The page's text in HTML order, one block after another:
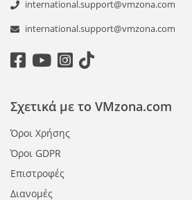
international.support@vmzona.com
international.support@vmzona.com
Σχετικά με το VMzona.com
Όροι Χρήσης
Όροι GDPR
Επιστροφές
Διανομές